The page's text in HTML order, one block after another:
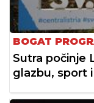
BOGAT
Sutra počinje
glazbu, sport